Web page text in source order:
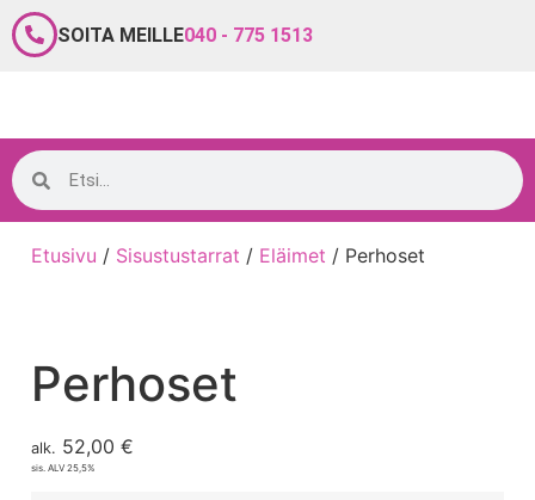
SOITA MEILLE040 - 775 1513
Etusivu / Sisustustarrat / Eläimet / Perhoset
Perhoset
alk. 52,00 €
sis. ALV 25,5%